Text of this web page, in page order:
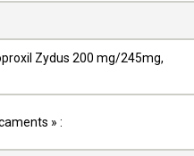
Zydus 200 mg/245mg,
» :